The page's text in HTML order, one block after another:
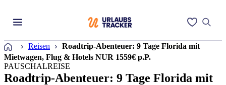
Startseite
Reisen
Roadtrip-Abenteuer: 9 Tage Florida mit
Mietwagen, Flug & Hotels NUR 1559€ p.P.
PAUSCHALREISE
Roadtrip-Abenteuer: 9 Tage Florida mit